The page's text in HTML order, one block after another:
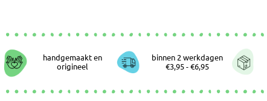
handgemaakt en
origineel
binnen 2 werkdagen
€3,95 - €6,95